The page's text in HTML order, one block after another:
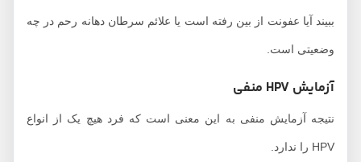
ببیند آیا عفونت از بین رفته است یا علائم سرطان دهانه رحم در چه
وضعیتی است.
آزمایش HPV منفی
نتیجه آزمایش منفی به این معنی است که فرد هیچ یک از انواع